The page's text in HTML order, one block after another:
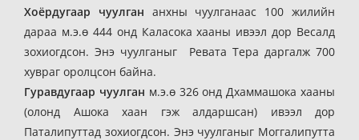
Хоёрдугаар чуулган анхны чуулганаас 100 жилийн
дараа м.э.ө 444 онд Каласока хааны ивээл дор Весалд
зохиогдсон. Энэ чуулганыг Ревата Тера даргалж 700
хувраг оролцсон байна.
Гуравдугаар чуулган м.э.ө 326 онд Дхаммашока хааны
(олонд Ашока хаан гэж алдаршсан) ивээл дор
Паталипуттад зохиогдсон. Энэ чуулганыг Моггалипутта